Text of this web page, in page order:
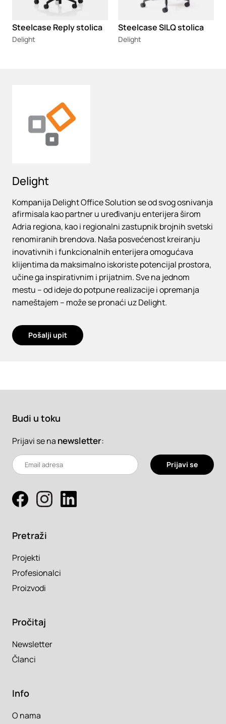
Steelcase Reply stolica
Delight
Steelcase SILQ stolica
Delight
Delight
Kompanija Delight Office Solution se od svog osnivanja
afirmisala kao partner u uređivanju enterijera širom
Adria regiona, kao i regionalni zastupnik brojnih svetski
renomiranih brendova. Naša posvećenost kreiranju
inovativnih i funkcionalnih enterijera omogućava
klijentima da maksimalno iskoriste potencijal prostora,
učine ga inspirativnim i prijatnim. Sve na jednom
mestu – od ideje do potpune realizacije i opremanja
nameštajem – može se pronaći uz Delight.
Pošalji upit
Budi u toku
Prijavi se na newsletter:
Prijavi se
Pretraži
Projekti
Profesionalci
Proizvodi
Pročitaj
Newsletter
Članci
Info
O nama